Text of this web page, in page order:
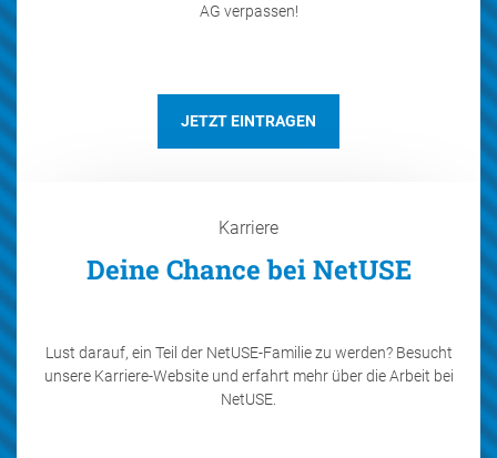
AG verpassen!
JETZT EINTRAGEN
Karriere
Deine Chance bei NetUSE
Lust darauf, ein Teil der NetUSE-Familie zu werden? Besucht
unsere Karriere-Website und erfahrt mehr über die Arbeit bei
NetUSE.